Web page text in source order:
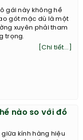
gái này không hề
gót mặc dù là một
xuyên phải tham
trọng.
[Chi tiết...]
nào so với đồ
kính hàng hiệu